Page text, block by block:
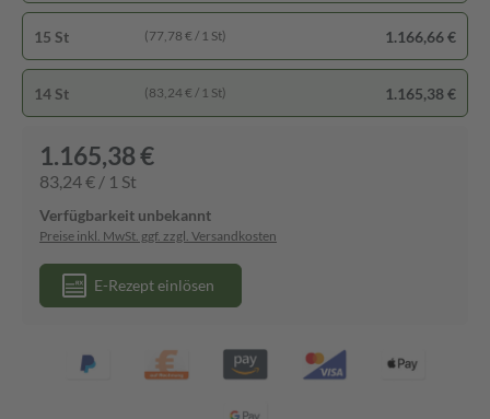
15 St (77,78 € / 1 St) 1.166,66 €
14 St (83,24 € / 1 St) 1.165,38 €
1.165,38 €
83,24 € / 1 St
Verfügbarkeit unbekannt
Preise inkl. MwSt. ggf. zzgl. Versandkosten
E-Rezept einlösen